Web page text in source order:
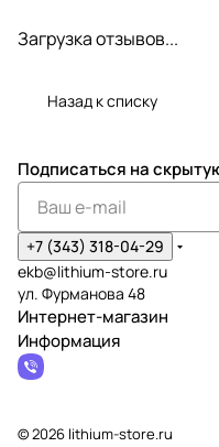
Загрузка отзывов...
Назад к списку
Подписаться на
+7 (343) 318-04-29
ekb@lithium-store.ru
ул. Фурманова 48
Интернет-магазин
Информация
© 2026 lithium-store.ru